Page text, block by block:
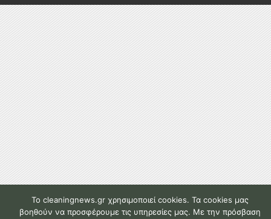
To cleaningnews.gr χρησιμοποιεί cookies. Τα cookies μας
βοηθούν να προσφέρουμε τις υπηρεσίες μας. Με την πρόσβαση